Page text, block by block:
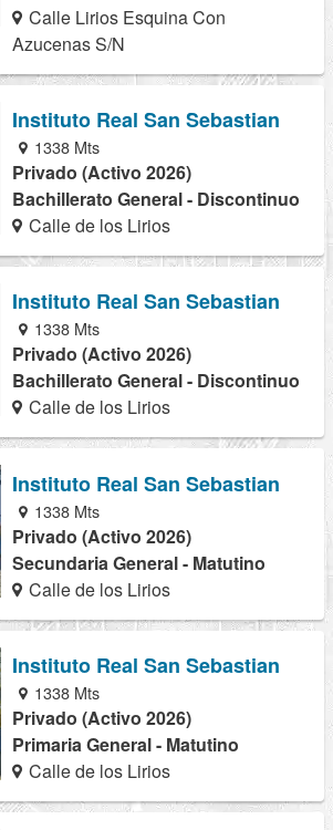
Calle Lirios Esquina Con
Azucenas S/N
Instituto Real San Sebastian
1338 Mts
Privado (Activo 2026)
Bachillerato General - Discontinuo
Calle de los Lirios
Instituto Real San Sebastian
1338 Mts
Privado (Activo 2026)
Bachillerato General - Discontinuo
Calle de los Lirios
Instituto Real San Sebastian
1338 Mts
Privado (Activo 2026)
Secundaria General - Matutino
Calle de los Lirios
Instituto Real San Sebastian
1338 Mts
Privado (Activo 2026)
Primaria General - Matutino
Calle de los Lirios